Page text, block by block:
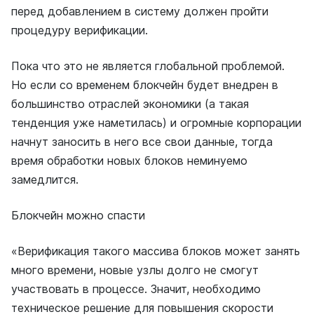
перед добавлением в систему должен пройти
процедуру верификации.
Пока что это не является глобальной проблемой.
Но если со временем блокчейн будет внедрен в
большинство отраслей экономики (а такая
тенденция уже наметилась) и огромные корпорации
начнут заносить в него все свои данные, тогда
время обработки новых блоков неминуемо
замедлится.
Блокчейн можно спасти
«Верификация такого массива блоков может занять
много времени, новые узлы долго не смогут
участвовать в процессе. Значит, необходимо
техническое решение для повышения скорости